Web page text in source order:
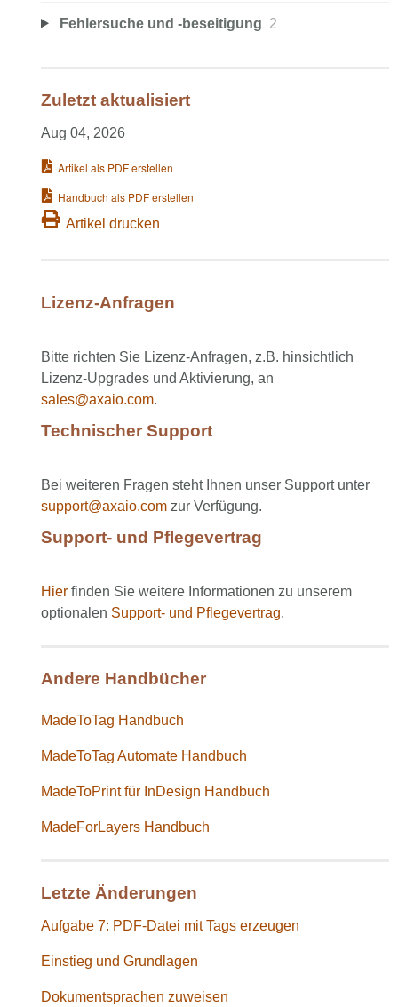
Fehlersuche und -beseitigung 2
Zuletzt aktualisiert
Aug 04, 2026
Artikel als PDF erstellen
Handbuch als PDF erstellen
Artikel drucken
Lizenz-Anfragen
Bitte richten Sie Lizenz-Anfragen, z.B. hinsichtlich
Lizenz-Upgrades und Aktivierung, an
sales@axaio.com.
Technischer Support
Bei weiteren Fragen steht Ihnen unser Support unter
support@axaio.com zur Verfügung.
Support- und Pflegevertrag
Hier finden Sie weitere Informationen zu unserem
optionalen Support- und Pflegevertrag.
Andere Handbücher
MadeToTag Handbuch
MadeToTag Automate Handbuch
MadeToPrint für InDesign Handbuch
MadeForLayers Handbuch
Letzte Änderungen
Aufgabe 7: PDF-Datei mit Tags erzeugen
Einstieg und Grundlagen
Dokumentsprachen zuweisen